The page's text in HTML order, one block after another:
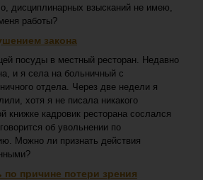
дисциплинарных взысканий не имею,
работы?
закона
посуды в местный ресторан. Недавно
и я села на больничный с
отдела. Через две недели я
хотя я не писала никакого
книжке кадровик ресторана сослался
об увольнении по
Можно ли признать действия
причине потери зрения